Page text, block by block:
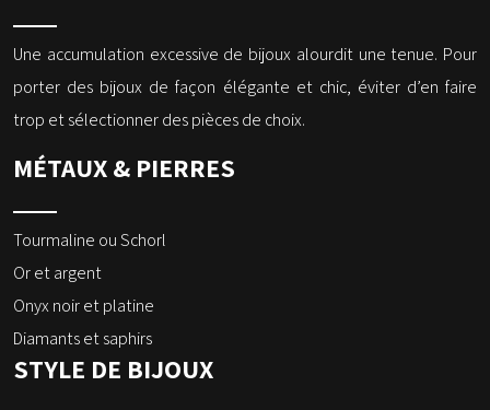
Une accumulation excessive de bijoux alourdit une tenue. Pour
porter des bijoux de façon élégante et chic, éviter d’en faire
trop et sélectionner des pièces de choix.
MÉTAUX & PIERRES
Tourmaline ou Schorl
Or et argent
Onyx noir et platine
Diamants et saphirs
STYLE DE BIJOUX